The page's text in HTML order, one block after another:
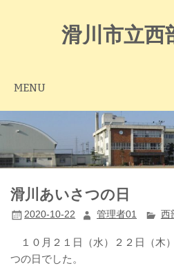
滑川市立西
MENU
滑川あいさつの日
2020-10-22 管理者01 西
１０月２１日（水）２２日（木
つの日でした。